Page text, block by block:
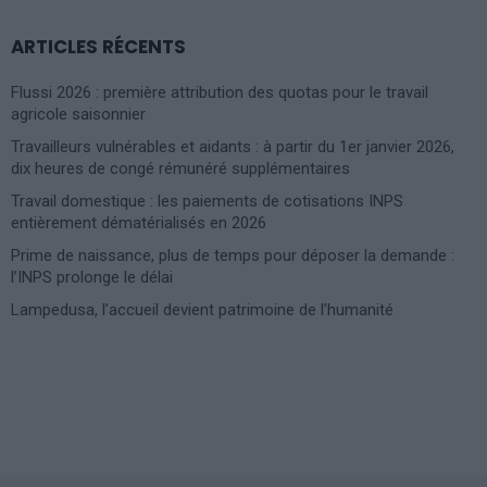
ARTICLES RÉCENTS
Flussi 2026 : première attribution des quotas pour le travail
agricole saisonnier
Travailleurs vulnérables et aidants : à partir du 1er janvier 2026,
dix heures de congé rémunéré supplémentaires
Travail domestique : les paiements de cotisations INPS
entièrement dématérialisés en 2026
Prime de naissance, plus de temps pour déposer la demande :
l’INPS prolonge le délai
Lampedusa, l’accueil devient patrimoine de l’humanité